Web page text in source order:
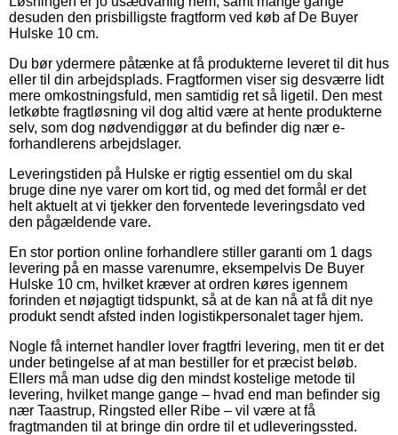
desuden den prisbilligste fragtform ved køb af De Buyer
Hulske 10 cm.
Du bør ydermere påtænke at få produkterne leveret til dit hus
eller til din arbejdsplads. Fragtformen viser sig desværre lidt
mere omkostningsfuld, men samtidig ret så ligetil. Den mest
letkøbte fragtløsning vil dog altid være at hente produkterne
selv, som dog nødvendiggør at du befinder dig nær e-
forhandlerens arbejdslager.
Leveringstiden på Hulske er rigtig essentiel om du skal
bruge dine nye varer om kort tid, og med det formål er det
helt aktuelt at vi tjekker den forventede leveringsdato ved
den pågældende vare.
En stor portion online forhandlere stiller garanti om 1 dags
levering på en masse varenumre, eksempelvis De Buyer
Hulske 10 cm, hvilket kræver at ordren køres igennem
forinden et nøjagtigt tidspunkt, så at de kan nå at få dit nye
produkt sendt afsted inden logistikpersonalet tager hjem.
Nogle få internet handler lover fragtfri levering, men tit er det
under betingelse af at man bestiller for et præcist beløb.
Ellers må man udse dig den mindst kostelige metode til
levering, hvilket mange gange – hvad end man befinder sig
nær Taastrup, Ringsted eller Ribe – vil være at få
fragtmanden til at bringe din ordre til et udleveringssted.